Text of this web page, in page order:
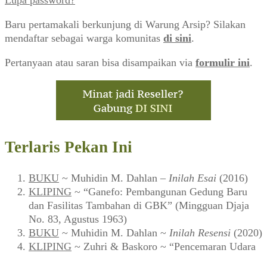
Baru pertamakali berkunjung di Warung Arsip? Silakan
mendaftar sebagai warga komunitas di sini.
Pertanyaan atau saran bisa disampaikan via formulir ini.
Terlaris Pekan Ini
BUKU ~ Muhidin M. Dahlan – Inilah Esai (2016)
KLIPING ~ “Ganefo: Pembangunan Gedung Baru
dan Fasilitas Tambahan di GBK” (Mingguan Djaja
No. 83, Agustus 1963)
BUKU ~ Muhidin M. Dahlan ~ Inilah Resensi (2020)
KLIPING ~ Zuhri & Baskoro ~ “Pencemaran Udara